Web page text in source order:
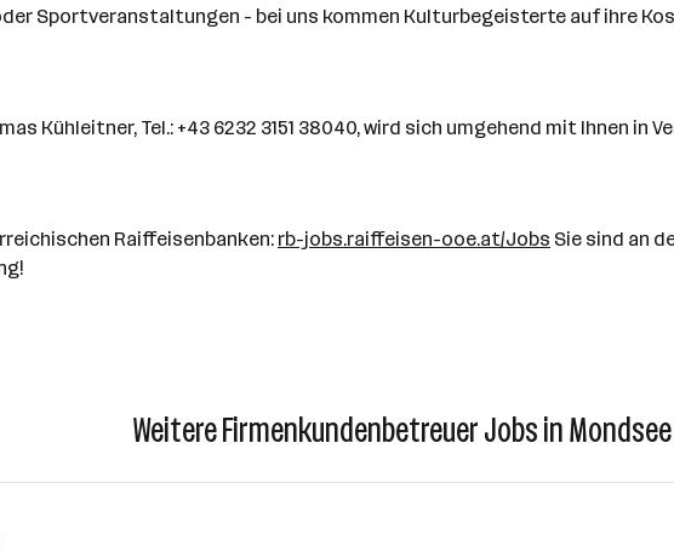
Sportveranstaltungen - bei uns kommen Kulturbegeisterte auf ihre
Kühleitner, Tel.: +43 6232 3151 38040, wird sich umgehend mit Ihnen in
Raiffeisenbanken: rb-jobs.raiffeisen-ooe.at/Jobs Sie sind an
Weitere Firmenkundenbetreuer Jobs in Mondsee